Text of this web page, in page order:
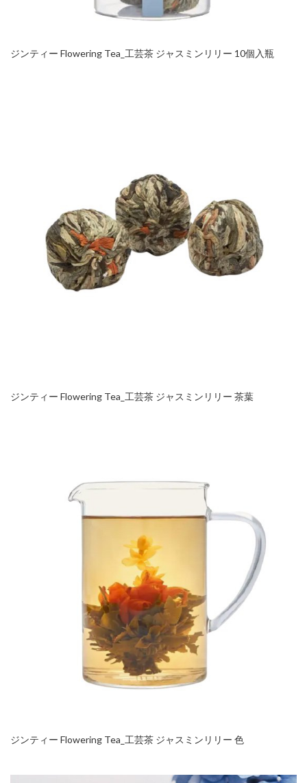
ジンティー Flowering Tea_工芸茶 ジャスミンリリー 10個入瓶
ジンティー Flowering Tea_工芸茶 ジャスミンリリー 茶葉
ジンティー Flowering Tea_工芸茶 ジャスミンリリー 色